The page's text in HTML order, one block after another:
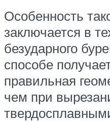
Особенность
заключается в
безударного
способе
правильная
чем при